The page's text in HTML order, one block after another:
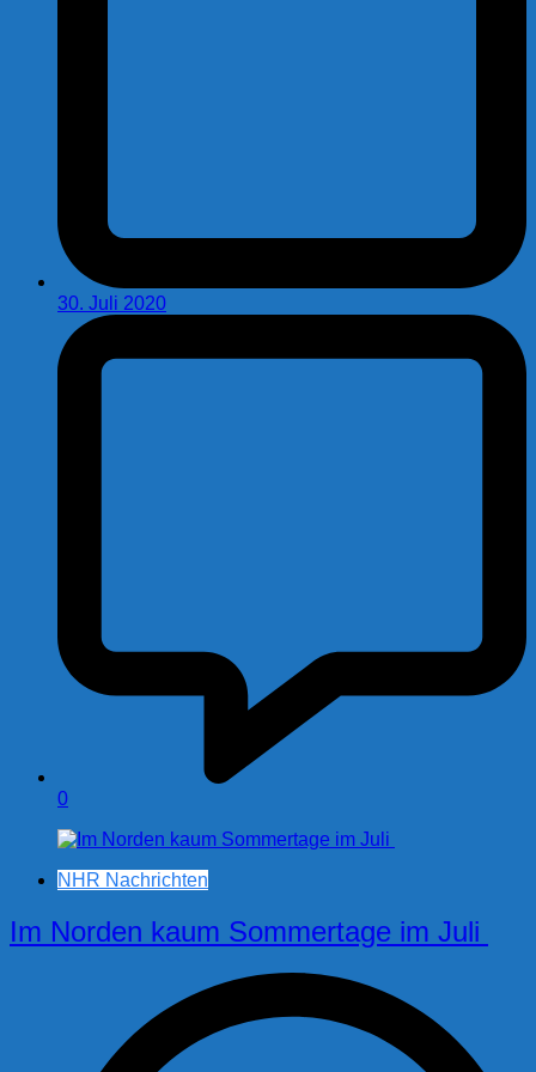
30. Juli 2020
0
NHR Nachrichten
Im Norden kaum Sommertage im Juli